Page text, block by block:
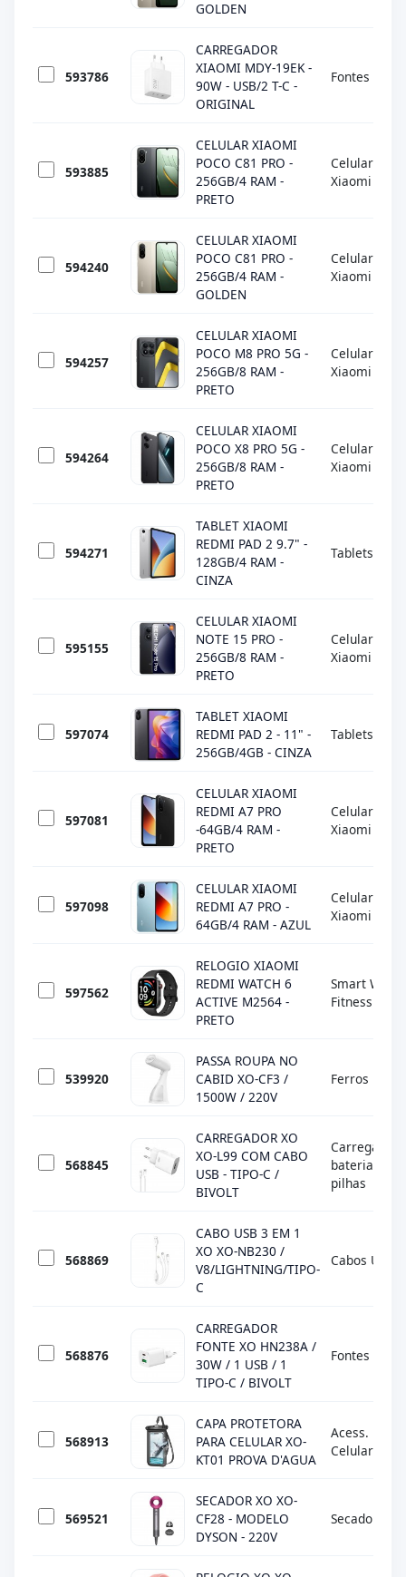
GOLDEN
593786
CARREGADOR
XIAOMI MDY-19EK -
90W - USB/2 T-C -
ORIGINAL
Fontes
593885
CELULAR XIAOMI
POCO C81 PRO -
256GB/4 RAM -
PRETO
Celulares
Xiaomi
594240
CELULAR XIAOMI
POCO C81 PRO -
256GB/4 RAM -
GOLDEN
Celulares
Xiaomi
594257
CELULAR XIAOMI
POCO M8 PRO 5G -
256GB/8 RAM -
PRETO
Celulares
Xiaomi
594264
CELULAR XIAOMI
POCO X8 PRO 5G -
256GB/8 RAM -
PRETO
Celulares
Xiaomi
594271
TABLET XIAOMI
REDMI PAD 2 9.7" -
128GB/4 RAM -
CINZA
Tablets
595155
CELULAR XIAOMI
NOTE 15 PRO -
256GB/8 RAM -
PRETO
Celulares
Xiaomi
597074
TABLET XIAOMI
REDMI PAD 2 - 11" -
256GB/4GB - CINZA
Tablets
597081
CELULAR XIAOMI
REDMI A7 PRO
-64GB/4 RAM -
PRETO
Celulares
Xiaomi
597098
CELULAR XIAOMI
REDMI A7 PRO -
64GB/4 RAM - AZUL
Celulares
Xiaomi
597562
RELOGIO XIAOMI
REDMI WATCH 6
ACTIVE M2564 -
PRETO
Smart
Fitness
539920
PASSA ROUPA NO
CABID XO-CF3 /
1500W / 220V
Ferros
568845
CARREGADOR XO
XO-L99 COM CABO
USB - TIPO-C /
BIVOLT
baterias e
pilhas
568869
CABO USB 3 EM 1
XO XO-NB230 /
V8/LIGHTNING/TIPO-
C
Cabos USB
568876
CARREGADOR
FONTE XO HN238A /
30W / 1 USB / 1
TIPO-C / BIVOLT
Fontes
568913
CAPA PROTETORA
PARA CELULAR XO-
KT01 PROVA D'AGUA
Acess. p/
Celular
569521
SECADOR XO XO-
CF28 - MODELO
DYSON - 220V
Secadores